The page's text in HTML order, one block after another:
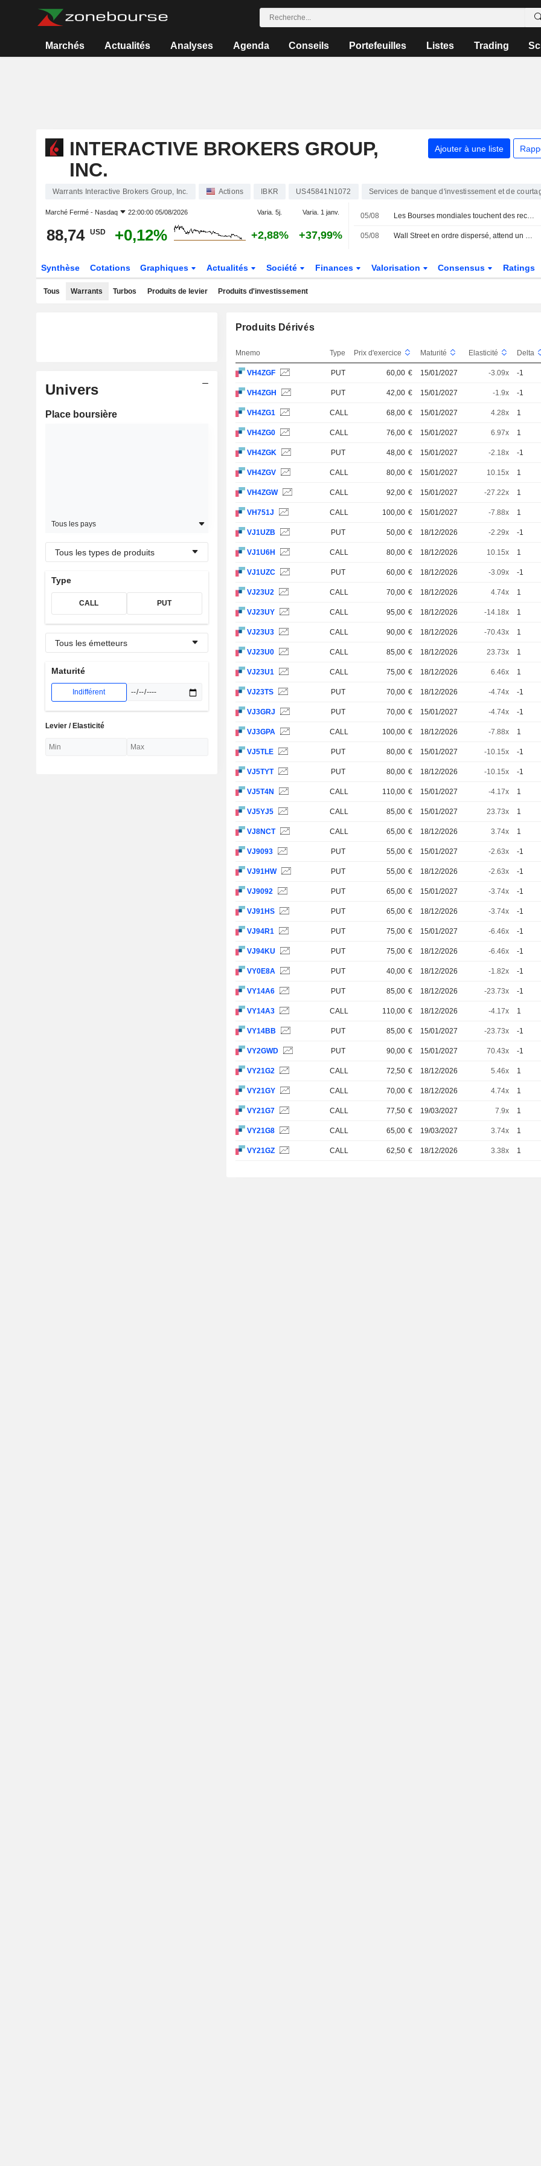
Marchés Actualités Analyses Agenda Conseils Portefeuilles Listes Trading
INTERACTIVE BROKERS GROUP,
INC.
Ajouter à une liste
Warrants Interactive Brokers Group, Inc. Actions IBKR US45841N1072 Services de banque d'investissement et de
Marché Fermé - Nasdaq 22:00:00 05/08/2026 Varia. 5j. Varia. 1 janv.
88,74 USD +0,12% +2,88% +37,99%
05/08 Les Bourses mondiales touchent des records, sans s'emballer pour autant
05/08 Wall Street en ordre dispersé, attend un accord entre Washington et Téhéran
Synthèse Cotations Graphiques Actualités Société Finances Valorisation Consensus Ratings
Tous Warrants Turbos Produits de levier Produits d'investissement
Univers
Place boursière
Tous les pays
Tous les types de produits
Type
CALL PUT
Tous les émetteurs
Maturité
Indifférent
Levier / Elasticité
Produits Dérivés
Mnemo Type Prix d'exercice Maturité Elasticité Delta
VH4ZGF PUT 60,00 € 15/01/2027 -3.09x -1
VH4ZGH PUT 42,00 € 15/01/2027 -1.9x -1
VH4ZG1 CALL 68,00 € 15/01/2027 4.28x 1
VH4ZG0 CALL 76,00 € 15/01/2027 6.97x 1
VH4ZGK PUT 48,00 € 15/01/2027 -2.18x -1
VH4ZGV CALL 80,00 € 15/01/2027 10.15x 1
VH4ZGW CALL 92,00 € 15/01/2027 -27.22x 1
VH751J CALL 100,00 € 15/01/2027 -7.88x 1
VJ1UZB PUT 50,00 € 18/12/2026 -2.29x -1
VJ1U6H CALL 80,00 € 18/12/2026 10.15x 1
VJ1UZC PUT 60,00 € 18/12/2026 -3.09x -1
VJ23U2 CALL 70,00 € 18/12/2026 4.74x 1
VJ23UY CALL 95,00 € 18/12/2026 -14.18x 1
VJ23U3 CALL 90,00 € 18/12/2026 -70.43x 1
VJ23U0 CALL 85,00 € 18/12/2026 23.73x 1
VJ23U1 CALL 75,00 € 18/12/2026 6.46x 1
VJ23TS PUT 70,00 € 18/12/2026 -4.74x -1
VJ3GRJ PUT 70,00 € 15/01/2027 -4.74x -1
VJ3GPA CALL 100,00 € 18/12/2026 -7.88x 1
VJ5TLE PUT 80,00 € 15/01/2027 -10.15x -1
VJ5TYT PUT 80,00 € 18/12/2026 -10.15x -1
VJ5T4N CALL 110,00 € 15/01/2027 -4.17x 1
VJ5YJ5 CALL 85,00 € 15/01/2027 23.73x 1
VJ8NCT CALL 65,00 € 18/12/2026 3.74x 1
VJ9093 PUT 55,00 € 15/01/2027 -2.63x -1
VJ91HW PUT 55,00 € 18/12/2026 -2.63x -1
VJ9092 PUT 65,00 € 15/01/2027 -3.74x -1
VJ91HS PUT 65,00 € 18/12/2026 -3.74x -1
VJ94R1 PUT 75,00 € 15/01/2027 -6.46x -1
VJ94KU PUT 75,00 € 18/12/2026 -6.46x -1
VY0E8A PUT 40,00 € 18/12/2026 -1.82x -1
VY14A6 PUT 85,00 € 18/12/2026 -23.73x -1
VY14A3 CALL 110,00 € 18/12/2026 -4.17x 1
VY14BB PUT 85,00 € 15/01/2027 -23.73x -1
VY2GWD PUT 90,00 € 15/01/2027 70.43x -1
VY21G2 CALL 72,50 € 18/12/2026 5.46x 1
VY21GY CALL 70,00 € 18/12/2026 4.74x 1
VY21G7 CALL 77,50 € 19/03/2027 7.9x 1
VY21G8 CALL 65,00 € 19/03/2027 3.74x 1
VY21GZ CALL 62,50 € 18/12/2026 3.38x 1